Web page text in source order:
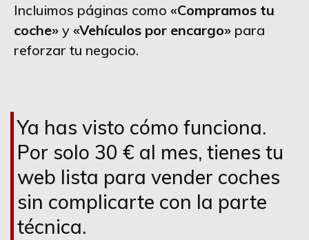
Incluimos páginas como «Compramos tu
coche» y «Vehículos por encargo» para
reforzar tu negocio.
Ya has visto cómo funciona.
Por solo 30 € al mes, tienes tu
web lista para vender coches
sin complicarte con la parte
técnica.